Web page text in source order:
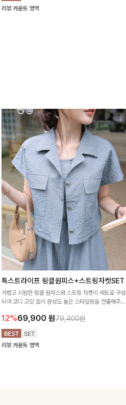
리뷰 카운트 영역
특스트라이프 링클원피스+스트링자켓SET
가볍고 시원한 링클 원피스와 스트링 자켓이 세트로 구성
되어 코디 고민 없이 완성도 높은 스타일링을 연출해주는
링 디테일로 다양한 핏을 연출할 수 있어 데일리부터 여
행룩까지 멋스럽게 즐기기 좋아요 ✨
12%69,900 원79,400원
리뷰 카운트 영역